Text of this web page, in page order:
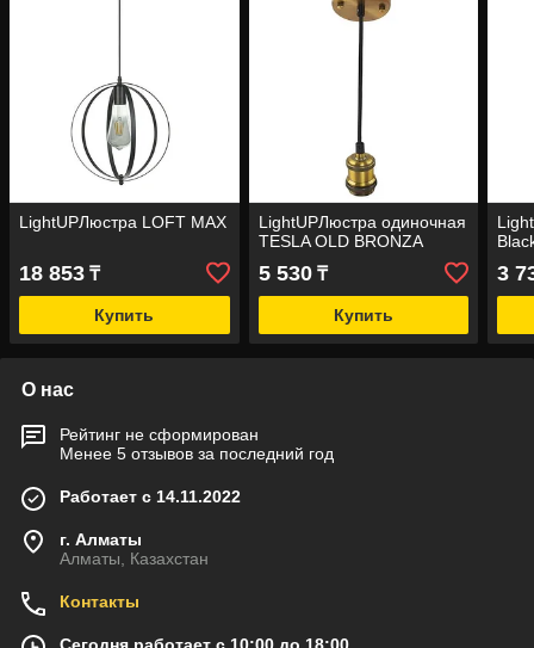
LightUPЛюстра LOFT MAX
18 853 ₸
Купить
LightUPЛюстра одиночная
TESLA OLD BRONZA
5 530₸
Купить
3
О нас
Рейтинг не сформирован
Менее 5 отзывов за последний год
Работает с 14.11.2022
г. Алматы
Алматы, Казахстан
Контакты